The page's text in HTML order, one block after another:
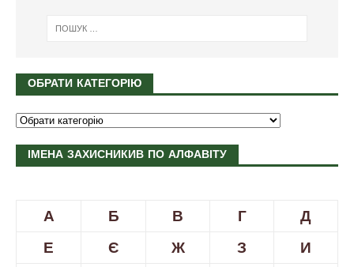
ОБРАТИ КАТЕГОРІЮ
ІМЕНА ЗАХИСНИКИВ ПО АЛФАВІТУ
А Б В Г
Д
Е
Є Ж З
И